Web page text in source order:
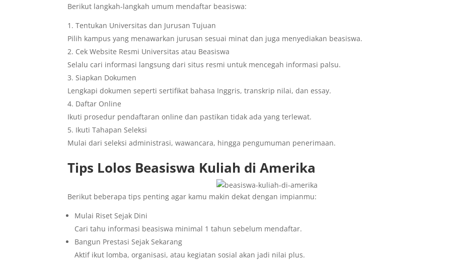
Berikut langkah-langkah umum mendaftar beasiswa:
Tentukan Universitas dan Jurusan Tujuan
Pilih kampus yang menawarkan jurusan sesuai minat dan juga menyediakan beasiswa.
Cek Website Resmi Universitas atau Beasiswa
Selalu cari informasi langsung dari situs resmi untuk mencegah informasi palsu.
Siapkan Dokumen
Lengkapi dokumen seperti sertifikat bahasa Inggris, transkrip nilai, dan essay.
Daftar Online
Ikuti prosedur pendaftaran online dan pastikan tidak ada yang terlewat.
Ikuti Tahapan Seleksi
Mulai dari seleksi administrasi, wawancara, hingga pengumuman penerimaan.
Tips Lolos Beasiswa Kuliah di Amerika
Berikut beberapa tips penting agar kamu makin dekat dengan impianmu:
Mulai Riset Sejak Dini
Cari tahu informasi beasiswa minimal 1 tahun sebelum mendaftar.
Bangun Prestasi Sejak Sekarang
Aktif ikut lomba, organisasi, atau kegiatan sosial akan jadi nilai plus.